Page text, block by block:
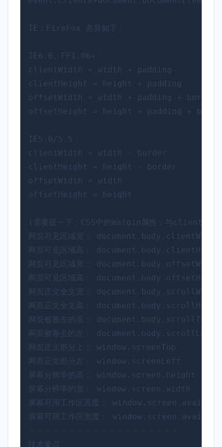
IE，FireFox 差异如下：
IE6.0、FF1.06+：
clientWidth = width + padding
clientHeight = height + padding
offsetWidth = width + padding + border
offsetHeight = height + padding +
IE5.0/5.5：
clientWidth = width - border
clientHeight = height - border
offsetWidth = width
offsetHeight = height
(需要提一下：CSS中的margin属性，与
网页可见区域宽： document.body.clientWidth
网页可见区域高：
网页可见区域宽： document.body.offsetWidth
网页可见区域高：
网页正文全文宽： document.body.scrollWidth
网页正文全文高：
网页被卷去的高： document.body.scrollTop
网页被卷去的左： document.body.scrollLeft
网页正文部分上： window.screenTop
网页正文部分左： window.screenLeft
屏幕分辨率的高： window.screen.height
屏幕分辨率的宽： window.screen.width
屏幕可用工作区高度：
屏幕可用工作区宽度：
技术要点